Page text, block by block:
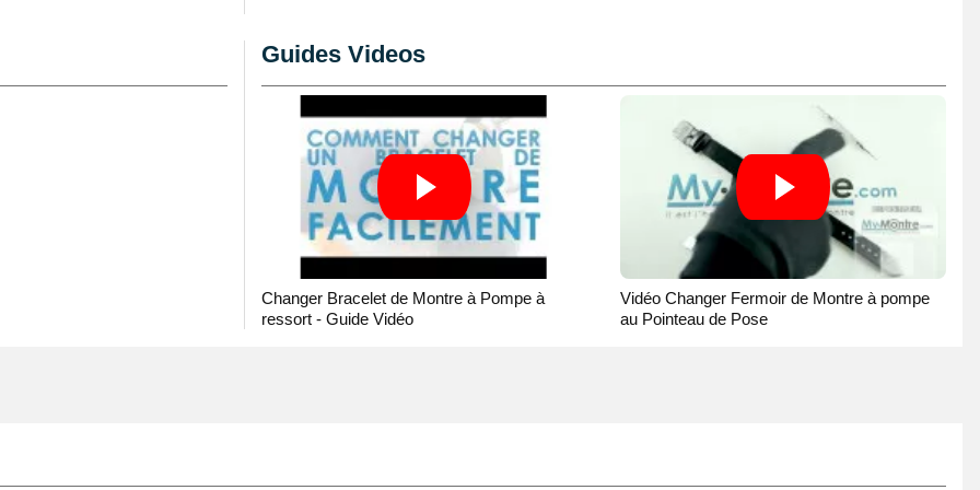
type de bracelet 20
Cet article silicone est
Il est constitué à
Guides Videos
Changer Bracelet de Montre à Pompe à
ressort - Guide Vidéo
Vidéo Changer Fermoir de Montre à pompe
au Pointeau de Pose